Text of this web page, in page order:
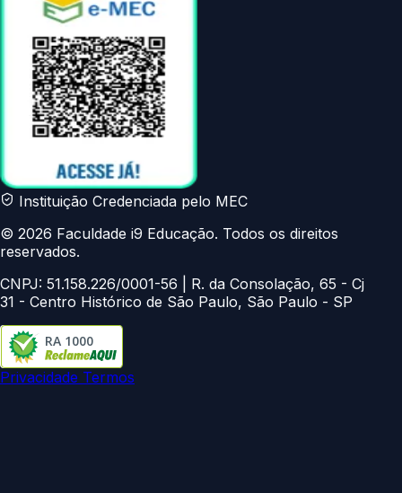
Instituição Credenciada pelo MEC
© 2026 Faculdade i9 Educação. Todos os direitos
reservados.
CNPJ: 51.158.226/0001-56 | R. da Consolação, 65 - Cj
31 - Centro Histórico de São Paulo, São Paulo - SP
RA 1000
Privacidade Termos